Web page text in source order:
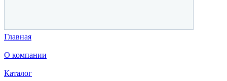
Главная
О компании
Каталог